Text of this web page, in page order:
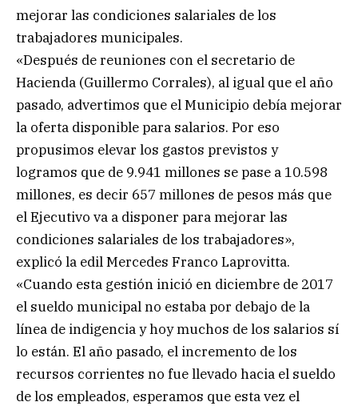
mejorar las condiciones salariales de los
trabajadores municipales.
«Después de reuniones con el secretario de
Hacienda (Guillermo Corrales), al igual que el año
pasado, advertimos que el Municipio debía mejorar
la oferta disponible para salarios. Por eso
propusimos elevar los gastos previstos y
logramos que de 9.941 millones se pase a 10.598
millones, es decir 657 millones de pesos más que
el Ejecutivo va a disponer para mejorar las
condiciones salariales de los trabajadores»,
explicó la edil Mercedes Franco Laprovitta.
«Cuando esta gestión inició en diciembre de 2017
el sueldo municipal no estaba por debajo de la
línea de indigencia y hoy muchos de los salarios sí
lo están. El año pasado, el incremento de los
recursos corrientes no fue llevado hacia el sueldo
de los empleados, esperamos que esta vez el